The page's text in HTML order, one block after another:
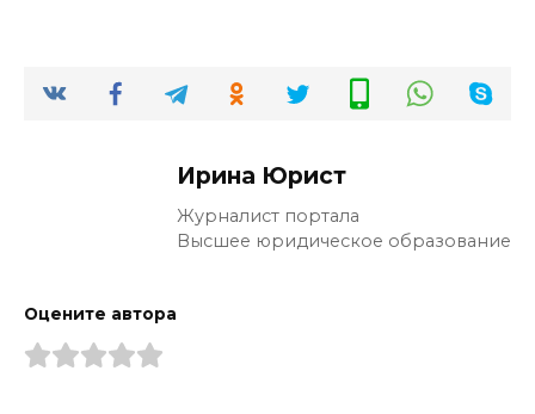
Ирина Юрист
Журналист портала
Высшее юридическое образование
Оцените автора